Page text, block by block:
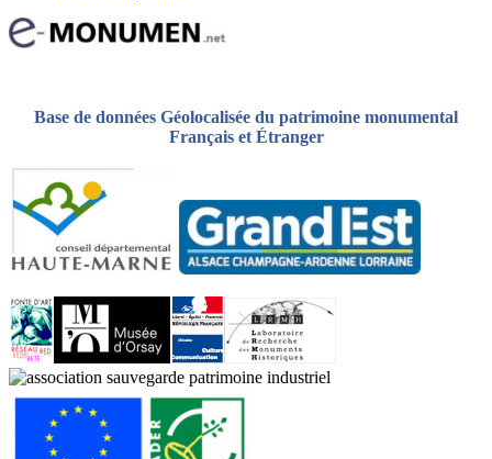
Base de données Géolocalisée du patrimoine monumental
Français et Étranger